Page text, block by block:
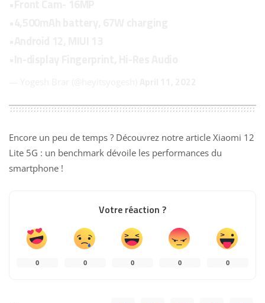
Encore un peu de temps ? Découvrez notre article Xiaomi 12
Lite 5G : un benchmark dévoile les performances du
smartphone !
Votre réaction ?
0 0 0 0 0